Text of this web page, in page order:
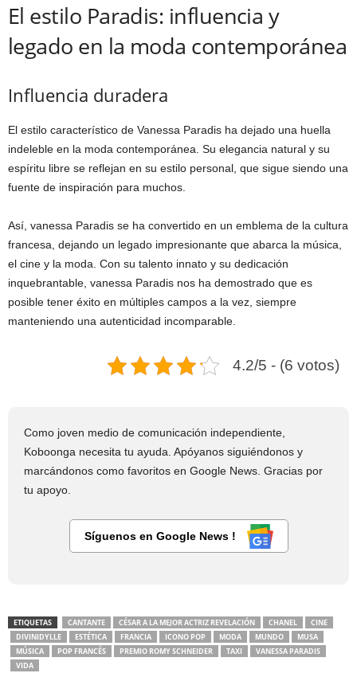
El estilo Paradis: influencia y
legado en la moda contemporánea
Influencia duradera
El estilo característico de Vanessa Paradis ha dejado una huella
indeleble en la moda contemporánea. Su elegancia natural y su
espíritu libre se reflejan en su estilo personal, que sigue siendo una
fuente de inspiración para muchos.
Así, vanessa Paradis se ha convertido en un emblema de la cultura
francesa, dejando un legado impresionante que abarca la música,
el cine y la moda. Con su talento innato y su dedicación
inquebrantable, vanessa Paradis nos ha demostrado que es
posible tener éxito en múltiples campos a la vez, siempre
manteniendo una autenticidad incomparable.
4.2/5 - (6 votos)
Como joven medio de comunicación independiente,
Koboonga necesita tu ayuda. Apóyanos siguiéndonos y
marcándonos como favoritos en Google News. Gracias por
tu apoyo.
Síguenos en Google News !
ETIQUETAS CANTANTE CÉSAR A LA MEJOR ACTRIZ REVELACIÓN CHANEL
CINE
DIVINIDYLLE
ESTÉTICA FRANCIA ICONO POP MODA MUNDO
MUSA
MÚSICA
POP FRANCÉS PREMIO ROMY SCHNEIDER TAXI
VANESSA PARADIS
VIDA